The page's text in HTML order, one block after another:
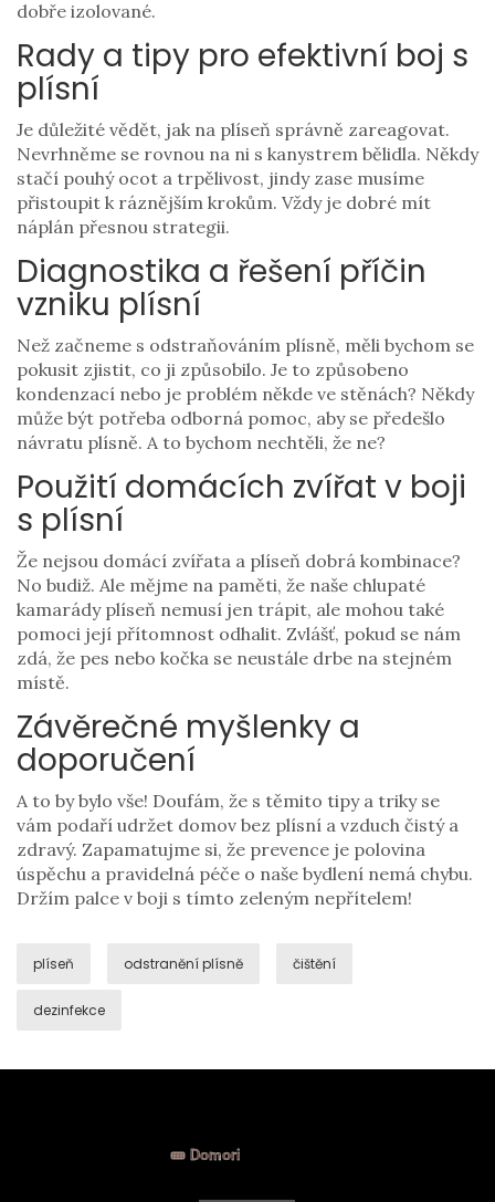
dobře izolované.
Rady a tipy pro efektivní boj s
plísní
Je důležité vědět, jak na plíseň správně zareagovat.
Nevrhněme se rovnou na ni s kanystrem bělidla. Někdy
stačí pouhý ocot a trpělivost, jindy zase musíme
přistoupit k ráznějším krokům. Vždy je dobré mít
náplán přesnou strategii.
Diagnostika a řešení příčin
vzniku plísní
Než začneme s odstraňováním plísně, měli bychom se
pokusit zjistit, co ji způsobilo. Je to způsobeno
kondenzací nebo je problém někde ve stěnách? Někdy
může být potřeba odborná pomoc, aby se předešlo
návratu plísně. A to bychom nechtěli, že ne?
Použití domácích zvířat v boji
s plísní
Že nejsou domácí zvířata a plíseň dobrá kombinace?
No budiž. Ale mějme na paměti, že naše chlupaté
kamarády plíseň nemusí jen trápit, ale mohou také
pomoci její přítomnost odhalit. Zvlášť, pokud se nám
zdá, že pes nebo kočka se neustále drbe na stejném
místě.
Závěrečné myšlenky a
doporučení
A to by bylo vše! Doufám, že s těmito tipy a triky se
vám podaří udržet domov bez plísní a vzduch čistý a
zdravý. Zapamatujme si, že prevence je polovina
úspěchu a pravidelná péče o naše bydlení nemá chybu.
Držím palce v boji s tímto zeleným nepřítelem!
plíseň odstranění plísně čištění
dezinfekce